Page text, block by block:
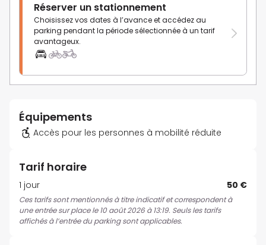
Réserver un stationnement
Choisissez vos dates à l’avance et accédez au
parking pendant la période sélectionnée à un tarif
avantageux.
Équipements
Accès pour les personnes à mobilité réduite
Tarif horaire
1 jour 50 €
Ces tarifs sont mentionnés à titre indicatif et correspondent à
une entrée sur place le 10 août 2026 à 13:19. Seuls les tarifs
affichés à l’entrée du parking sont applicables.